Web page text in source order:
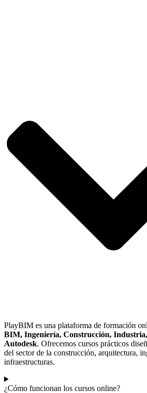
PlayBIM es una plataforma de formación
BIM, Ingeniería, Construcción,
Autodesk. Ofrecemos cursos prácticos
del sector de la construcción, arquitectura,
infraestructuras.
¿Cómo funcionan los cursos online?